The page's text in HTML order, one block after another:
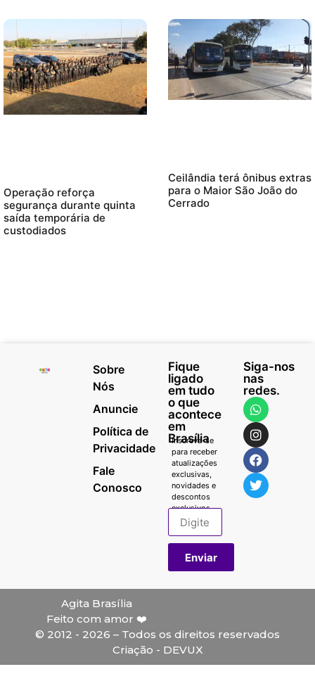
Operação reforça
segurança durante quinta
saída temporária de
custodiados
Ceilândia terá ônibus extras
para o Maior São João do
Cerrado
Sobre
Nós
Anuncie
Política de
Privacidade
Fale
Conosco
Fique
ligado
em tudo
o que
acontece
em
Brasília
Inscreva-se
para receber
atualizações
exclusivas,
novidades e
descontos
exclusivos.
Enviar
Siga-nos
nas
redes.
Agita Brasília
Feito com amor ❤️
© 2012 - 2026 – Todos os direitos reservados
Criação - DEVUX